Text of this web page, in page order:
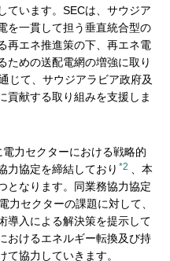
ています。SECは、サウジア
を一貫して担う垂直統合型の
再エネ推進策の下、再エネ電
ための送配電網の増強に取り
じて、サウジアラビア政府及
貢献する取り組みを支援しま
力セクターにおける戦略的
力協定を締結しており *2
、本
となります。同業務協力協定
力セクターの課題に対して、
導入による解決策を提示して
おけるエネルギー転換及び持
協力していきます。